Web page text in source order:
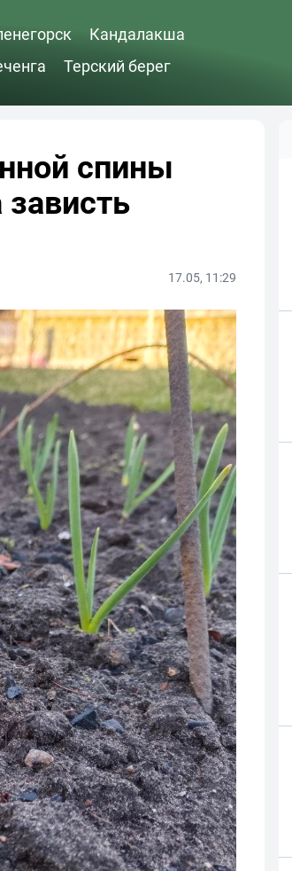
Кандалакша
Терский берег
спины
17.05, 11:29